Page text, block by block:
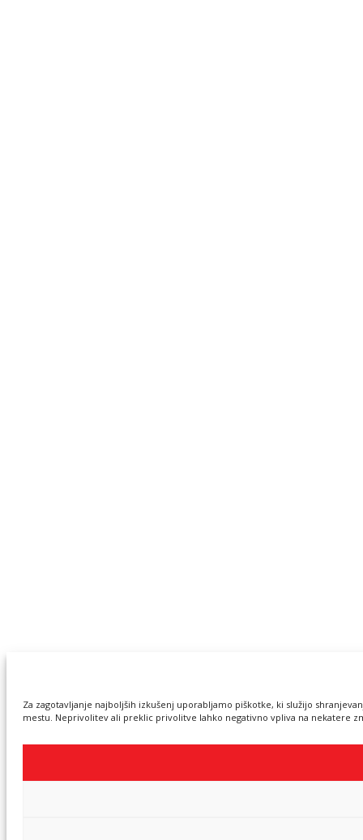
Za zagotavljanje najboljših izkušenj uporabljamo piškotke, ki služijo
mestu. Neprivolitev ali preklic privolitve lahko negativno vpliva na nekatere